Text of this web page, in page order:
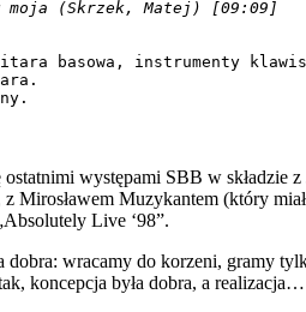
basowa, instrumenty
występami SBB w składzie
Mirosławem Muzykantem (który
Live ‘98”.
dobra: wracamy do korzeni, gramy
koncepcja była dobra, a realizacja…